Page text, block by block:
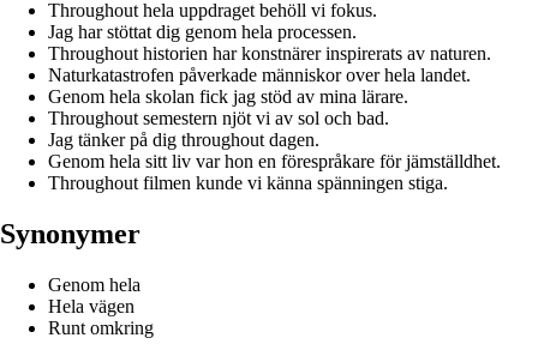
Throughout hela uppdraget behöll vi fokus.
Jag har stöttat dig genom hela processen.
Throughout historien har konstnärer inspirerats av naturen.
Naturkatastrofen påverkade människor over hela landet.
Genom hela skolan fick jag stöd av mina lärare.
Throughout semestern njöt vi av sol och bad.
Jag tänker på dig throughout dagen.
Genom hela sitt liv var hon en förespråkare för jämställdhet.
Throughout filmen kunde vi känna spänningen stiga.
Synonymer
Genom hela
Hela vägen
Runt omkring